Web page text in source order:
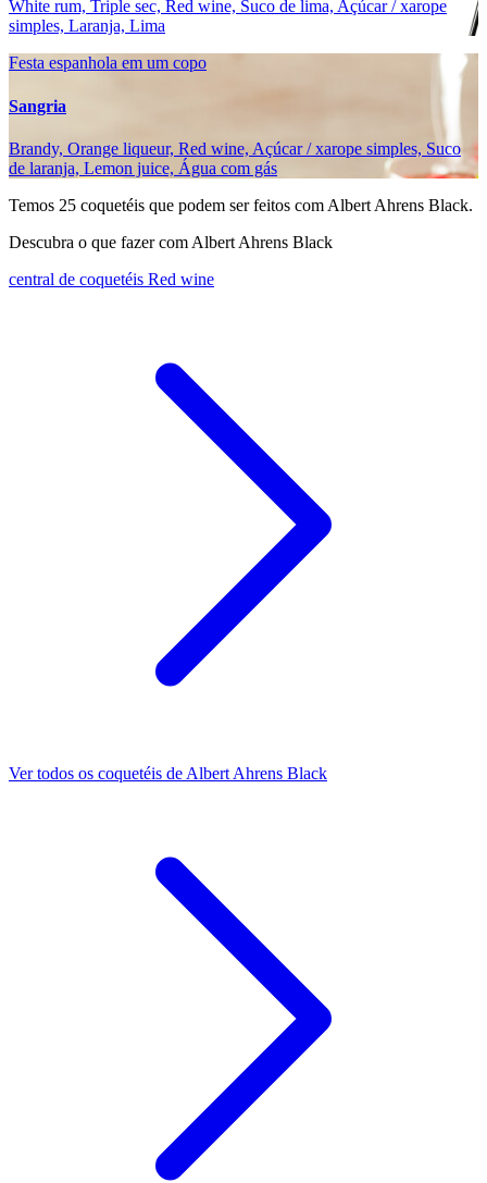
White rum, Triple sec, Red wine, Suco de lima, Açúcar / xarope
simples, Laranja, Lima
Festa espanhola em um copo
Sangria
Brandy, Orange liqueur, Red wine, Açúcar / xarope simples, Suco
de laranja, Lemon juice, Água com gás
Temos 25 coquetéis que podem ser feitos com Albert Ahrens Black.
Descubra o que fazer com Albert Ahrens Black
central de coquetéis Red wine
Ver todos os coquetéis de Albert Ahrens Black